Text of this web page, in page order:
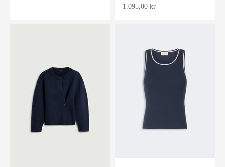
Salgspris
1.095,00 kr